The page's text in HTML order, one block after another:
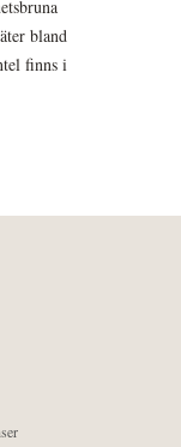
bland
finns i